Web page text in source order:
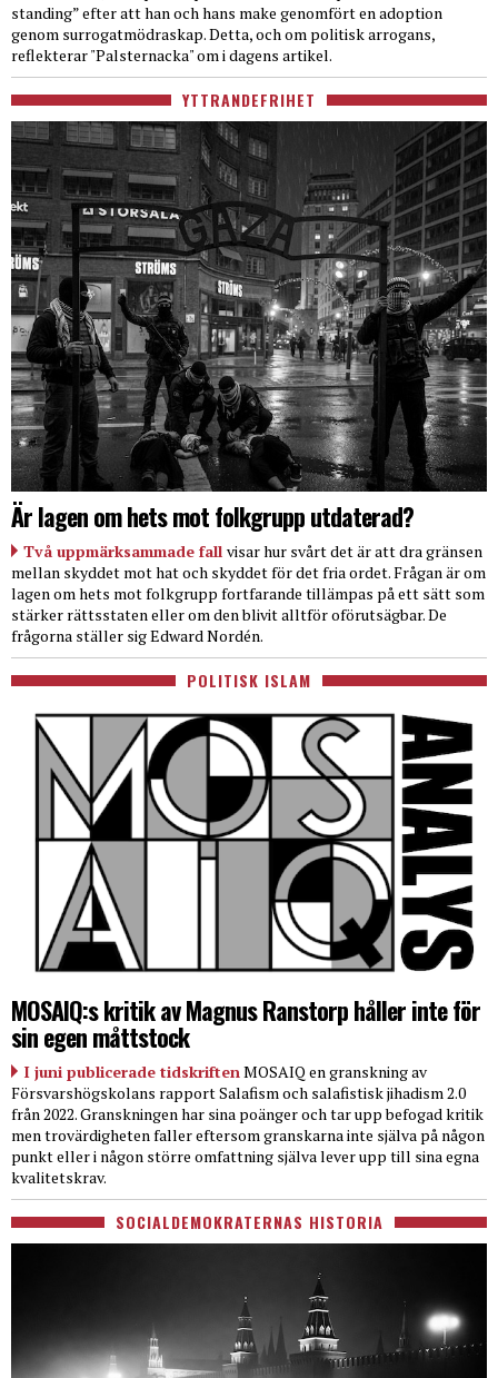
standing” efter att han och hans make genomfört en adoption
genom surrogatmödraskap. Detta, och om politisk arrogans,
reflekterar "Palsternacka" om i dagens artikel.
YTTRANDEFRIHET
Är lagen om hets mot folkgrupp utdaterad?
Två uppmärksammade fall visar hur svårt det är att dra gränsen
mellan skyddet mot hat och skyddet för det fria ordet. Frågan är om
lagen om hets mot folkgrupp fortfarande tillämpas på ett sätt som
stärker rättsstaten eller om den blivit alltför oförutsägbar. De
frågorna ställer sig Edward Nordén.
POLITISK ISLAM
MOSAIQ:s kritik av Magnus Ranstorp håller inte för
sin egen måttstock
I juni publicerade tidskriftenMOSAIQ en granskning av
Försvarshögskolans rapport Salafism och salafistisk jihadism 2.0
från 2022. Granskningen har sina poänger och tar upp befogad kritik
men trovärdigheten faller eftersom granskarna inte själva på någon
punkt eller i någon större omfattning själva lever upp till sina egna
kvalitetskrav.
SOCIALDEMOKRATERNAS HISTORIA